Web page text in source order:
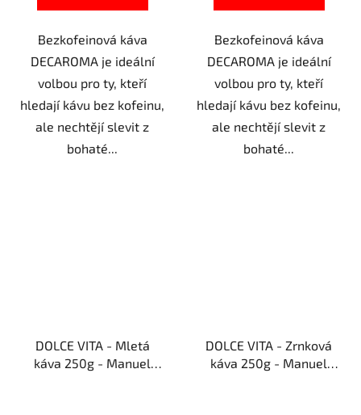
Bezkofeinová káva
DECAROMA je ideální
volbou pro ty, kteří
hledají kávu bez kofeinu,
ale nechtějí slevit z
bohaté...
Bezkofeinová káva
DECAROMA je ideální
volbou pro ty, kteří
hledají kávu bez kofeinu,
ale nechtějí slevit z
bohaté...
DOLCE VITA - Mletá
káva 250g - Manuel
DOLCE VITA - Zrnková
káva 250g - Manuel